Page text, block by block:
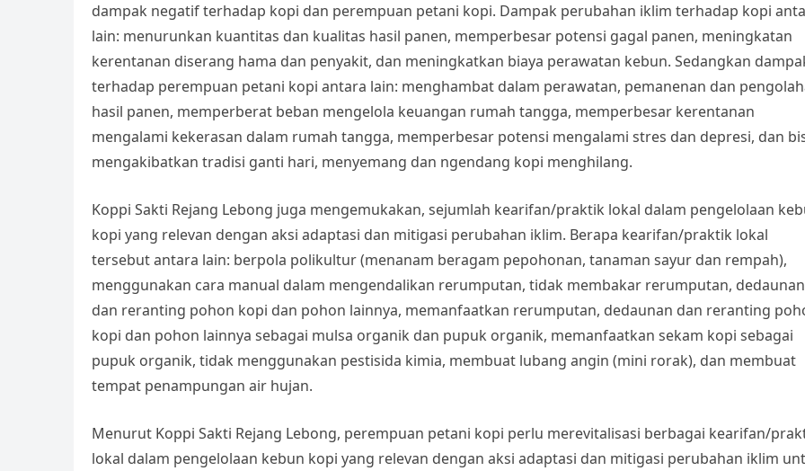
dampak negatif terhadap kopi dan perempuan petani kopi. Dampak perubahan iklim terhadap kopi
lain: menurunkan kuantitas dan kualitas hasil panen, memperbesar potensi gagal panen, meningkatan
kerentanan diserang hama dan penyakit, dan meningkatkan biaya perawatan kebun. Sedangkan
terhadap perempuan petani kopi antara lain: menghambat dalam perawatan, pemanenan dan
hasil panen, memperberat beban mengelola keuangan rumah tangga, memperbesar kerentanan
mengalami kekerasan dalam rumah tangga, memperbesar potensi mengalami stres dan depresi, dan
mengakibatkan tradisi ganti hari, menyemang dan ngendang kopi menghilang.
Koppi Sakti Rejang Lebong juga mengemukakan, sejumlah kearifan/praktik lokal dalam pengelolaan
kopi yang relevan dengan aksi adaptasi dan mitigasi perubahan iklim. Berapa kearifan/praktik lokal
tersebut antara lain: berpola polikultur (menanam beragam pepohonan, tanaman sayur dan rempah),
menggunakan cara manual dalam mengendalikan rerumputan, tidak membakar rerumputan, dedaunan
dan reranting pohon kopi dan pohon lainnya, memanfaatkan rerumputan, dedaunan dan reranting
kopi dan pohon lainnya sebagai mulsa organik dan pupuk organik, memanfaatkan sekam kopi sebagai
pupuk organik, tidak menggunakan pestisida kimia, membuat lubang angin (mini rorak), dan membuat
tempat penampungan air hujan.
Menurut Koppi Sakti Rejang Lebong, perempuan petani kopi perlu merevitalisasi berbagai kearifan/
lokal dalam pengelolaan kebun kopi yang relevan dengan aksi adaptasi dan mitigasi perubahan iklim